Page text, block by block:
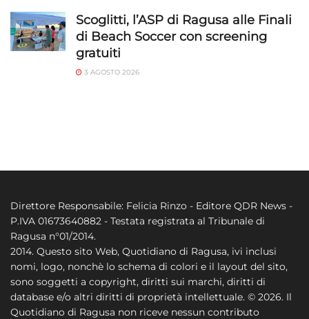
Scoglitti, l’ASP di Ragusa alle Finali
di Beach Soccer con screening
gratuiti
3 AGOSTO 2026
Direttore Responsabile: Felicia Rinzo - Editore QDR News -
P.IVA 01673640882 - Testata registrata al Tribunale di
Ragusa n°01/2014.
2014. Questo sito Web, Quotidiano di Ragusa, ivi inclusi
nomi, logo, nonchè lo schema di colori e il layout del sito,
sono soggetti a copyright, diritti sui marchi, diritti di
database e/o altri diritti di proprietà intellettuale. © 2026. Il
Quotidiano di Ragusa non riceve nessun contributo